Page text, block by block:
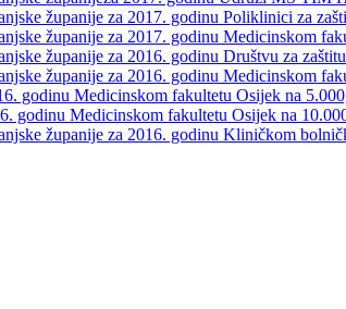
županije za 2017. godinu Poliklinici za
županije za 2017. godinu Medicinskom
županije za 2016. godinu Društvu za
županije za 2016. godinu Medicinskom
godinu Medicinskom fakultetu Osijek na
godinu Medicinskom fakultetu Osijek na
županije za 2016. godinu Kliničkom